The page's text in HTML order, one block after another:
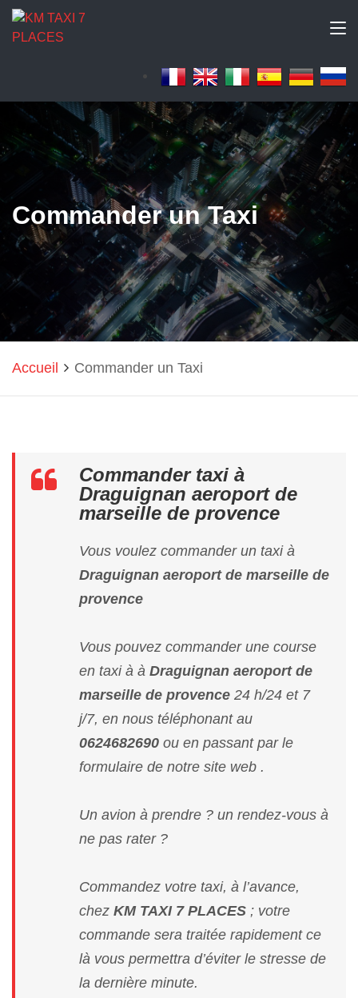
Commander un Taxi
Accueil Commander un Taxi
Commander taxi à
Draguignan aeroport de
marseille de provence
Vous voulez commander un taxi à
Draguignan aeroport de marseille de
provence
Vous pouvez commander une course
en taxi à à Draguignan aeroport de
marseille de provence 24 h/24 et 7
j/7, en nous téléphonant au
0624682690 ou en passant par le
formulaire de notre site web .
Un avion à prendre ? un rendez-vous à
ne pas rater ?
Commandez votre taxi, à l’avance,
chez KM TAXI 7 PLACES ; votre
commande sera traitée rapidement ce
là vous permettra d’éviter le stresse de
la dernière minute.